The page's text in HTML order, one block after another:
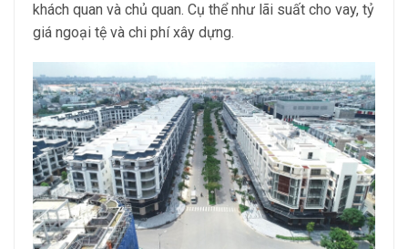
khách quan và chủ quan. Cụ thể như lãi suất cho vay, tỷ
giá ngoại tệ và chi phí xây dựng.